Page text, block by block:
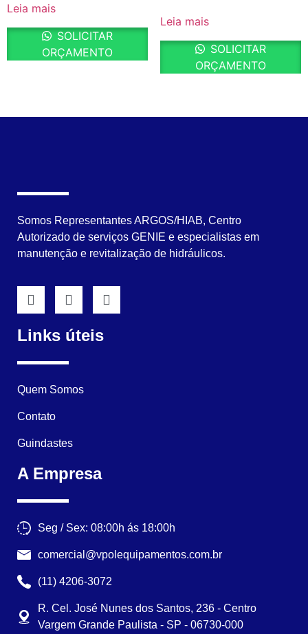
Leia mais
SOLICITAR
ORÇAMENTO
Leia mais
SOLICITAR
ORÇAMENTO
Somos Representantes ARGOS/HIAB, Centro
Autorizado de serviços GENIE e especialistas em
manutenção e revitalização de hidráulicos.
Links úteis
Quem Somos
Contato
Guindastes
A Empresa
Seg / Sex: 08:00h ás 18:00h
comercial@vpolequipamentos.com.br
(11) 4206-3072
R. Cel. José Nunes dos Santos, 236 - Centro
Vargem Grande Paulista - SP - 06730-000